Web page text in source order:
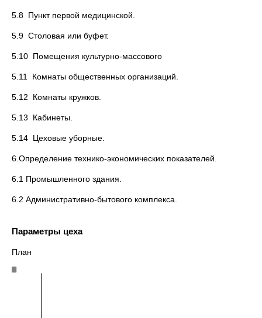
5.8 Пункт первой медицинской.
5.9 Столовая или буфет.
5.10 Помещения культурно-массового
5.11 Комнаты общественных организаций.
5.12 Комнаты кружков.
5.13 Кабинеты.
5.14 Цеховые уборные.
6.Определение технико-экономических показателей.
6.1 Промышленного здания.
6.2 Административно-бытового комплекса.
Параметры цеха
План